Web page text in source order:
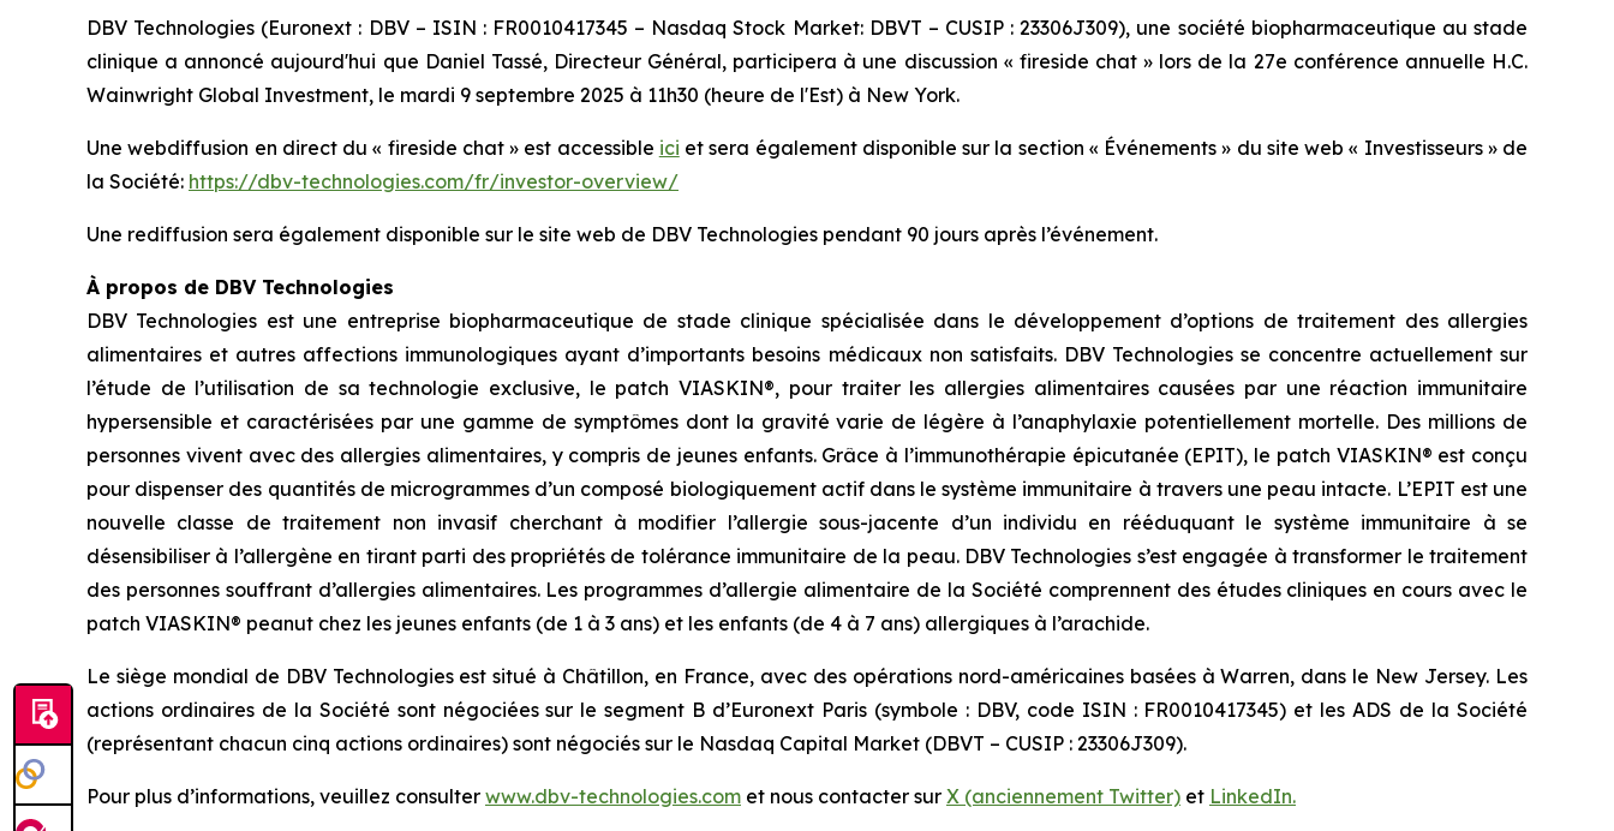
DBV Technologies (Euronext : DBV – ISIN : FR0010417345 – Nasdaq Stock Market: DBVT – CUSIP : 23306J309), une société biopharmaceutique au stade
clinique a annoncé aujourd'hui que Daniel Tassé, Directeur Général, participera à une discussion « fireside chat » lors de la 27e conférence annuelle H.C.
Wainwright Global Investment, le mardi 9 septembre 2025 à 11h30 (heure de l'Est) à New York.
Une webdiffusion en direct du « fireside chat » est accessible ici et sera également disponible sur la section « Événements » du site web « Investisseurs » de
la Société: https://dbv-technologies.com/fr/investor-overview/
Une rediffusion sera également disponible sur le site web de DBV Technologies pendant 90 jours après l’événement.
À propos de DBV Technologies
DBV Technologies est une entreprise biopharmaceutique de stade clinique spécialisée dans le développement d’options de traitement des allergies
alimentaires et autres affections immunologiques ayant d’importants besoins médicaux non satisfaits. DBV Technologies se concentre actuellement sur
l’étude de l’utilisation de sa technologie exclusive, le patch VIASKIN®, pour traiter les allergies alimentaires causées par une réaction immunitaire
hypersensible et caractérisées par une gamme de symptômes dont la gravité varie de légère à l’anaphylaxie potentiellement mortelle. Des millions de
personnes vivent avec des allergies alimentaires, y compris de jeunes enfants. Grâce à l’immunothérapie épicutanée (EPIT), le patch VIASKIN® est conçu
pour dispenser des quantités de microgrammes d’un composé biologiquement actif dans le système immunitaire à travers une peau intacte. L’EPIT est une
nouvelle classe de traitement non invasif cherchant à modifier l’allergie sous-jacente d’un individu en rééduquant le système immunitaire à se
désensibiliser à l’allergène en tirant parti des propriétés de tolérance immunitaire de la peau. DBV Technologies s’est engagée à transformer le traitement
des personnes souffrant d’allergies alimentaires. Les programmes d’allergie alimentaire de la Société comprennent des études cliniques en cours avec le
patch VIASKIN® peanut chez les jeunes enfants (de 1 à 3 ans) et les enfants (de 4 à 7 ans) allergiques à l’arachide.
Le siège mondial de DBV Technologies est situé à Châtillon, en France, avec des opérations nord-américaines basées à Warren, dans le New Jersey. Les
actions ordinaires de la Société sont négociées sur le segment B d’Euronext Paris (symbole : DBV, code ISIN : FR0010417345) et les ADS de la Société
(représentant chacun cinq actions ordinaires) sont négociés sur le Nasdaq Capital Market (DBVT – CUSIP : 23306J309).
Pour plus d’informations, veuillez consulter www.dbv-technologies.com et nous contacter sur X (anciennement Twitter) et LinkedIn.